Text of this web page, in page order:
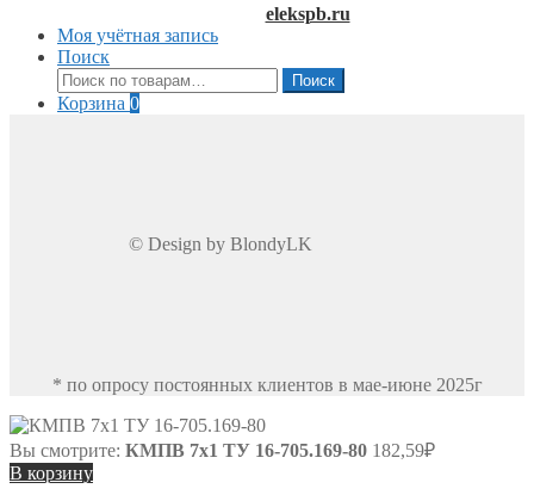
elekspb.ru
Моя учётная запись
Поиск
Искать:
Поиск
Корзина 0
© Design by BlondyLK
* по опросу постоянных клиентов в мае-июне 2025г
Вы смотрите: КМПВ 7х1 ТУ 16-705.169-80 182,59₽
В корзину